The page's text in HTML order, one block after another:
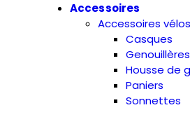
Accessoires
Accessoires vélos
Casques
Housse de
Paniers
Sonnettes